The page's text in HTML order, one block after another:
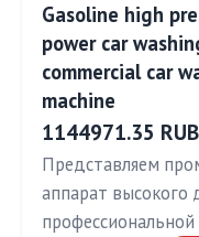
Gasoline high
power car
commercial car
machine
1144971.35 RUB
Представляем
аппарат высокого